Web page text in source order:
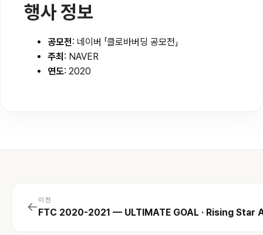
행사 정보
공모전: 네이버 「클로바버딩 공모전」
주최 : NAVER
연도: 2020
← 이전
FTC 2020-2021 — ULTIMATE GOAL · Rising Star